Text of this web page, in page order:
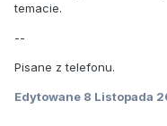
temacie.
--
Pisane z telefonu.
Edytowane 8 Listopada